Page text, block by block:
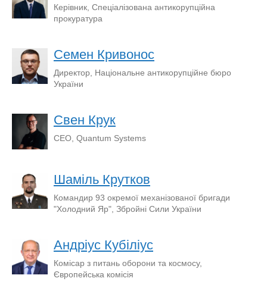
Керівник, Спеціалізована антикорупційна
прокуратура
Семен Кривонос
Директор, Національне антикорупційне бюро
України
Свен Крук
СЕО, Quantum Systems
Шаміль Крутков
Командир 93 окремої механізованої бригади
"Холодний Яр", Збройні Сили України
Андріус Кубіліус
Комісар з питань оборони та космосу,
Європейська комісія